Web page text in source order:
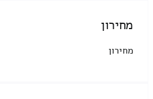
מחירון
מחירון